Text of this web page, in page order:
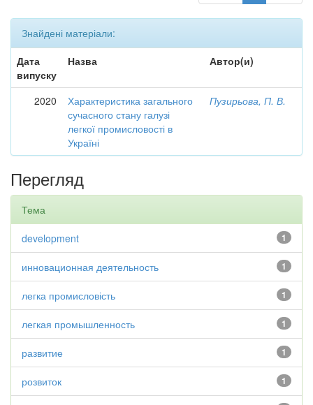
Знайдені матеріали:
Дата
випуску
Назва Автор(и)
2020
Характеристика загального
сучасного стану галузі
легкої промисловості в
Україні
Пузирьова, П. В.
Перегляд
Тема
1
development
1
инновационная деятельность
1
легка промисловість
1
легкая промышленность
1
развитие
1
розвиток